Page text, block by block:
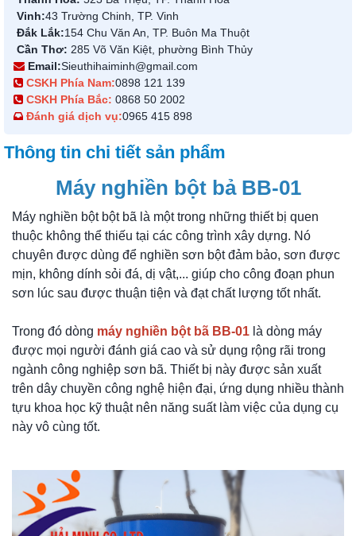
Vinh:43 Trường Chinh, TP. Vinh
Đắk Lắk:154 Chu Văn An, TP. Buôn Ma Thuột
Cần Thơ: 285 Võ Văn Kiệt, phường Bình Thủy
Email:Sieuthihaiminh@gmail.com
CSKH Phía Nam:0898 121 139
CSKH Phía Bắc: 0868 50 2002
Đánh giá dịch vụ:0965 415 898
Thông tin chi tiết sản phẩm
Máy nghiền bột bả BB-01
Máy nghiền bột bột bã là một trong những thiết bị quen
thuộc không thể thiếu tại các công trình xây dựng. Nó
chuyên được dùng để nghiền sơn bột đảm bảo, sơn được
mịn, không dính sỏi đá, dị vật,... giúp cho công đoạn phun
sơn lúc sau được thuận tiện và đạt chất lượng tốt nhất.
Trong đó dòng máy nghiền bột bã BB-01 là dòng máy
được mọi người đánh giá cao và sử dụng rộng rãi trong
ngành công nghiệp sơn bã. Thiết bị này được sản xuất
trên dây chuyền công nghệ hiện đại, ứng dụng nhiều thành
tựu khoa học kỹ thuật nên năng suất làm việc của dụng cụ
này vô cùng tốt.